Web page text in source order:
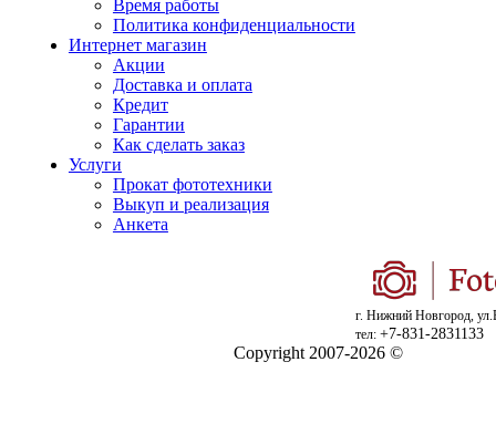
Время работы
Политика конфиденциальности
Интернет магазин
Акции
Доставка и оплата
Кредит
Гарантии
Как сделать заказ
Услуги
Прокат фототехники
Выкуп и реализация
Анкета
г. Нижний Новгород,
тел: +7-831-2831133
Copyright 2007-2026 ©